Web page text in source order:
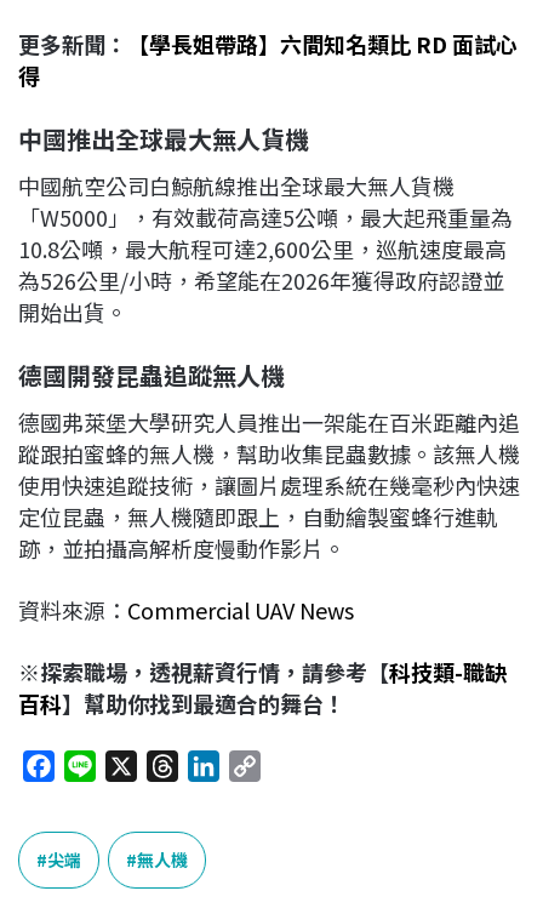
更多新聞：
【學長姐帶路】六間知名類比 RD 面試心
得
中國推出全球最大無人貨機
中國航空公司白鯨航線推出全球最大無人貨機
「W5000」，有效載荷高達5公噸，最大起飛重量為
10.8公噸，最大航程可達2,600公里，巡航速度最高
為526公里/小時，希望能在2026年獲得政府認證並
開始出貨。
德國開發昆蟲追蹤無人機
德國弗萊堡大學研究人員推出一架能在百米距離內追
蹤跟拍蜜蜂的無人機，幫助收集昆蟲數據。該無人機
使用快速追蹤技術，讓圖片處理系統在幾毫秒內快速
定位昆蟲，無人機隨即跟上，自動繪製蜜蜂行進軌
跡，並拍攝高解析度慢動作影片。
資料來源： Commercial UAV News
※探索職場，透視薪資行情，請參考【科技類-職缺
百科】幫助你找到最適合的舞台！
c
e
b
e
r
e
a
尖端 無人機